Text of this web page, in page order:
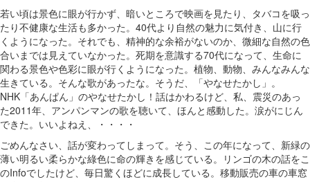
若い頃は景色に眼が行かず、暗いところで映画を見たり、タバコを吸っ
たり不健康な生活も多かった。40代より自然の魅力に気付き、山に行
くようになった。それでも、精神的な余裕がないのか、微細な自然の色
合いまでは見えていなかった。死期を意識する70代になって、生命に
関わる景色や色彩に眼が行くようになった。植物、動物、みんなみんな
生きている。そんな歌があったな。そうだ、「やなせたかし」。
NHK「あんぱん」のやなせたかし！話はかわるけど、私、震災のあっ
た2011年、アンパンマンの歌を聴いて、ほんと感動した。涙がにじん
できた。いいよねえ、・・・・
ごめんなさい、話が変わってしまって。そう、この年になって、新緑の
薄い明るい柔らかな綠色に命の輝きを感じている。リンゴの木の話をこ
のInfoでしたけど、毎日驚くほどに成長している。移動販売の車の車窓